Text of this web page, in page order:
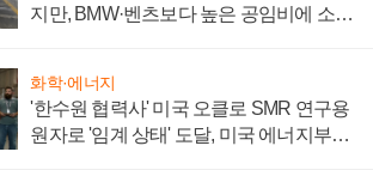
지만, BMW·벤츠보다 높은 공임비에 소비
화학·에너지
'한수원 협력사' 미국 오클로 SMR 연구용
원자로 '임계 상태' 도달, 미국 에너지부